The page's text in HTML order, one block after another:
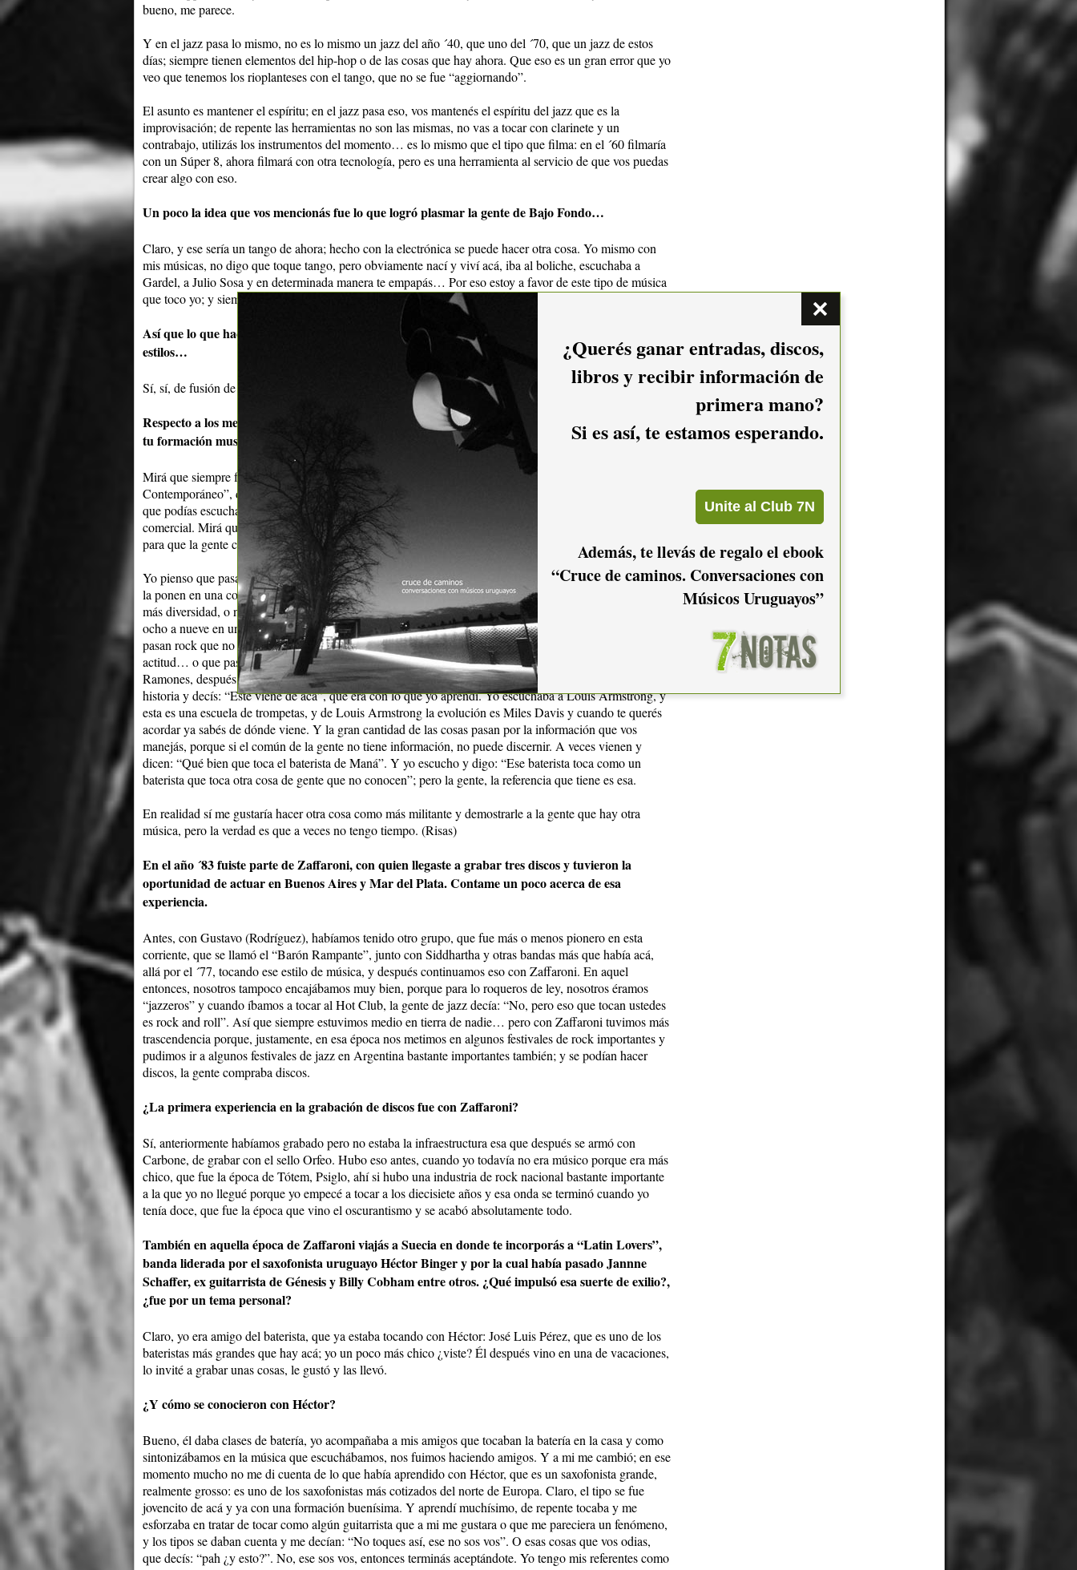
bueno, me parece.
Y en el jazz pasa lo mismo, no es lo mismo un jazz del año ´40, que uno del ´70, que un jazz de estos
días; siempre tienen elementos del hip-hop o de las cosas que hay ahora. Que eso es un gran error que yo
veo que tenemos los rioplanteses con el tango, que no se fue “aggiornando”.
El asunto es mantener el espíritu; en el jazz pasa eso, vos mantenés el espíritu del jazz que es la
improvisación; de repente las herramientas no son las mismas, no vas a tocar con clarinete y un
contrabajo, utilizás los instrumentos del momento… es lo mismo que el tipo que filma: en el ´60 filmaría
con un Súper 8, ahora filmará con otra tecnología, pero es una herramienta al servicio de que vos puedas
crear algo con eso.
Un poco la idea que vos mencionás fue lo que logró plasmar la gente de Bajo Fondo…
Claro, y ese sería un tango de ahora; hecho con la electrónica se puede hacer otra cosa. Yo mismo con
mis músicas, no digo que toque tango, pero obviamente nací y viví acá, iba al boliche, escuchaba a
Gardel, a Julio Sosa y en determinada manera te empapás… Por eso estoy a favor de este tipo de música
que toco yo; y siempre toqué eso.
Así que lo que hace Firpo Trío lo podríamos definir como una música de fusión, integradora de
estilos…
Sí, sí, de fusión de ritmos latinos y de música de mi época, que va desde el ´60 hasta hoy día.
Respecto a los medios de comunicación, vos hoy mencionabas la importancia que tuvo la radio en
tu formación musical, ¿cómo ves los medios hoy día?
Mirá que siempre fueron muy pocos los programas… yo escuchaba uno que se llamaba “El
Contemporáneo”, de los hermanos Restuccia, y era un programa en el que te recitaban un poema, en el
que podías escuchar jazz, tango de vanguardia o rock and roll; cosas muy variadas, pero no era una cosa
comercial. Mirá que también estaba “Aquí está su disco”… Pienso que es una herramienta fundamental
para que la gente conozca otras cosas.
Yo pienso que pasa por ahí, como que no hay opciones; si pasan una música mía, que a veces lo he visto,
la ponen en una cortina de un informativo, pero no pasan un tema completo… Creo que debería haber
más diversidad, o no diversidad, sino un programa específico: mirá, hoy tengo un programa que va de
ocho a nueve en una FM que suena bien y que pasan jazz de lo que está pasando hoy en el mundo o
pasan rock que no es punk del año ´77, porque hay otro punk ahora, otros grupos de rock con esa
actitud… o que pasen el punk del año ´77 donde te digan: “Bueno, estos eran los Pistols, estos eran los
Ramones, después vinieron estos”, pero a manera de informar, de instruir. Entonces vos te hacés una
historia y decís: “Este viene de acá”, que era con lo que yo aprendí. Yo escuchaba a Louis Armstrong, y
esta es una escuela de trompetas, y de Louis Armstrong la evolución es Miles Davis y cuando te querés
acordar ya sabés de dónde viene. Y la gran cantidad de las cosas pasan por la información que vos
manejás, porque si el común de la gente no tiene información, no puede discernir. A veces vienen y
dicen: “Qué bien que toca el baterista de Maná”. Y yo escucho y digo: “Ese baterista toca como un
baterista que toca otra cosa de gente que no conocen”; pero la gente, la referencia que tiene es esa.
En realidad sí me gustaría hacer otra cosa como más militante y demostrarle a la gente que hay otra
música, pero la verdad es que a veces no tengo tiempo. (Risas)
En el año ´83 fuiste parte de Zaffaroni, con quien llegaste a grabar tres discos y tuvieron la
oportunidad de actuar en Buenos Aires y Mar del Plata. Contame un poco acerca de esa
experiencia.
Antes, con Gustavo (Rodríguez), habíamos tenido otro grupo, que fue más o menos pionero en esta
corriente, que se llamó el “Barón Rampante”, junto con Siddhartha y otras bandas más que había acá,
allá por el ´77, tocando ese estilo de música, y después continuamos eso con Zaffaroni. En aquel
entonces, nosotros tampoco encajábamos muy bien, porque para lo roqueros de ley, nosotros éramos
“jazzeros” y cuando íbamos a tocar al Hot Club, la gente de jazz decía: “No, pero eso que tocan ustedes
es rock and roll”. Así que siempre estuvimos medio en tierra de nadie… pero con Zaffaroni tuvimos más
trascendencia porque, justamente, en esa época nos metimos en algunos festivales de rock importantes y
pudimos ir a algunos festivales de jazz en Argentina bastante importantes también; y se podían hacer
discos, la gente compraba discos.
¿La primera experiencia en la grabación de discos fue con Zaffaroni?
Sí, anteriormente habíamos grabado pero no estaba la infraestructura esa que después se armó con
Carbone, de grabar con el sello Orfeo. Hubo eso antes, cuando yo todavía no era músico porque era más
chico, que fue la época de Tótem, Psiglo, ahí si hubo una industria de rock nacional bastante importante
a la que yo no llegué porque yo empecé a tocar a los diecisiete años y esa onda se terminó cuando yo
tenía doce, que fue la época que vino el oscurantismo y se acabó absolutamente todo.
También en aquella época de Zaffaroni viajás a Suecia en donde te incorporás a “Latin Lovers”,
banda liderada por el saxofonista uruguayo Héctor Binger y por la cual había pasado Jannne
Schaffer, ex guitarrista de Génesis y Billy Cobham entre otros. ¿Qué impulsó esa suerte de exilio?,
¿fue por un tema personal?
Claro, yo era amigo del baterista, que ya estaba tocando con Héctor: José Luis Pérez, que es uno de los
bateristas más grandes que hay acá; yo un poco más chico ¿viste? Él después vino en una de vacaciones,
lo invité a grabar unas cosas, le gustó y las llevó.
¿Y cómo se conocieron con Héctor?
Bueno, él daba clases de batería, yo acompañaba a mis amigos que tocaban la batería en la casa y como
sintonizábamos en la música que escuchábamos, nos fuimos haciendo amigos. Y a mi me cambió; en ese
momento mucho no me di cuenta de lo que había aprendido con Héctor, que es un saxofonista grande,
realmente grosso: es uno de los saxofonistas más cotizados del norte de Europa. Claro, el tipo se fue
jovencito de acá y ya con una formación buenísima. Y aprendí muchísimo, de repente tocaba y me
esforzaba en tratar de tocar como algún guitarrista que a mi me gustara o que me pareciera un fenómeno,
y los tipos se daban cuenta y me decían: “No toques así, ese no sos vos”. O esas cosas que vos odias,
que decís: “pah ¿y esto?”. No, ese sos vos, entonces terminás aceptándote. Yo tengo mis referentes como
¿Querés ganar entradas, discos,
libros y recibir información de
primera mano?
Si es así, te estamos esperando.
Además, te llevás de regalo el ebook
“Cruce de caminos. Conversaciones con
Músicos Uruguayos”